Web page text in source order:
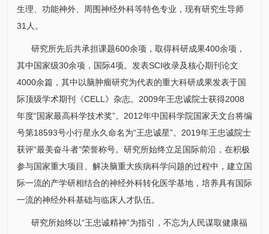
生理、功能神外、周围神经外科等特色专业，现有研究生导师
31人。
研究所先后共承担课题600余项，取得科研成果400余项，
其中国家级30余项，国际4项。发表SCI收录及核心期刊论文
4000余篇，其中以脑肿瘤研究为代表的重大科研成果发表于国
际顶级学术期刊《CELL》杂志。2009年王忠诚院士获得2008
年度“国家最高科学技术奖”。2012年中国科学院国家天文台将编
号第18593号小行星永久命名为“王忠诚星”。2019年王忠诚院士
获评“最美奋斗者”荣誉称号。 研究所始终立足国际前沿，在积极
参与国家重大项目、解决脑重大疾病科学问题的过程中，建立国
际一流的产学研相结合的神经外科转化医学基地，培养具有国际
一流的神经外科基础与临床人才队伍。
研究所始终以“王忠诚精神”为指引，不忘为人民谋取健康福